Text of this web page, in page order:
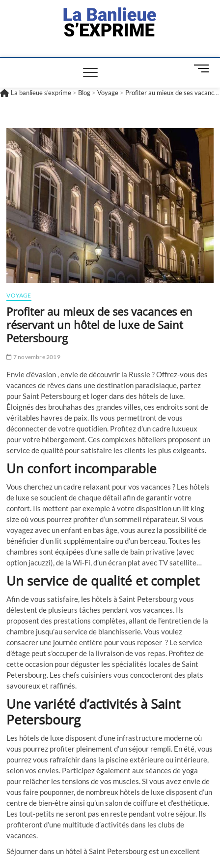
La banlieue
s'exprime
M
n
t
t
o
n
La banlieue s'exprime > Blog > Voyage > Profiter au mieux de ses vacances en réservant un hôtel de luxe de Saint Petersbourg
VOYAGE
Profiter au mieux de ses vacances en
réservant un hôtel de luxe de Saint
Petersbourg
7 novembre 2019
Envie d’évasion , envie de découvrir la Russie ? Offrez-vous des
vacances de rêves dans une destination paradisiaque, partez
pour Saint Petersbourg et loger dans des hôtels de luxe.
Éloignés des brouhahas des grandes villes, ces endroits sont de
véritables havres de paix. Ils vous permettront de vous
déconnecter de votre quotidien. Profitez d’un cadre luxueux
pour votre hébergement. Ces complexes hôteliers proposent un
service de qualité pour satisfaire les clients les plus exigeants.
Un confort incomparable
Vous cherchez un cadre relaxant pour vos vacances ? Les hôtels
de luxe se soucient de chaque détail afin de garantir votre
confort. Ils mettent par exemple à votre disposition un lit king
size où vous pourrez profiter d’un sommeil réparateur. Si vous
voyagez avec un enfant en bas âge, vous aurez la possibilité de
bénéficier d’un lit supplémentaire ou d’un berceau. Toutes les
chambres sont équipées d’une salle de bain privative (avec
option jacuzzi), de la Wi-Fi, d’un écran plat avec TV satellite…
Un service de qualité et complet
Afin de vous satisfaire, les hôtels à Saint Petersbourg vous
délestent de plusieurs tâches pendant vos vacances. Ils
proposent des prestations complètes, allant de l’entretien de la
chambre jusqu’au service de blanchisserie. Vous voulez
consacrer une journée entière pour vous reposer ? Le service
d’étage peut s’occuper de la livraison de vos repas. Profitez de
cette occasion pour déguster les spécialités locales de Saint
Petersbourg. Les chefs cuisiniers vous concocteront des plats
savoureux et raffinés.
Une variété d’activités à Saint
Petersbourg
Les hôtels de luxe disposent d’une infrastructure moderne où
vous pourrez profiter pleinement d’un séjour rempli. En été, vous
pourrez vous rafraîchir dans la piscine extérieure ou intérieure,
selon vos envies. Participez également aux séances de yoga
pour relâcher les tensions de vos muscles. Si vous avez envie de
vous faire pouponner, de nombreux hôtels de luxe disposent d’un
centre de bien-être ainsi qu’un salon de coiffure et d’esthétique.
Les tout-petits ne seront pas en reste pendant votre séjour. Ils
profiteront d’une multitude d’activités dans les clubs de
vacances.
Séjourner dans un hôtel à Saint Petersbourg est un excellent